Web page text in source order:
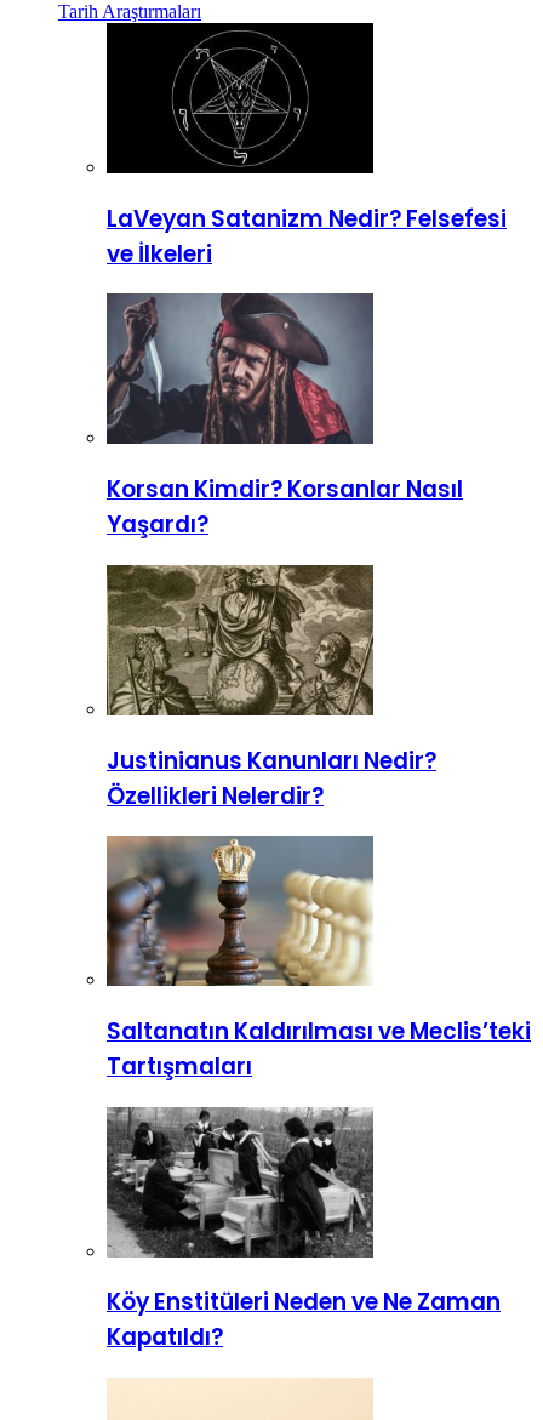
Tarih Araştırmaları
LaVeyan Satanizm Nedir? Felsefesi
ve İlkeleri
Korsan Kimdir? Korsanlar Nasıl
Yaşardı?
Justinianus Kanunları Nedir?
Özellikleri Nelerdir?
Saltanatın Kaldırılması ve Meclis’teki
Tartışmaları
Köy Enstitüleri Neden ve Ne Zaman
Kapatıldı?